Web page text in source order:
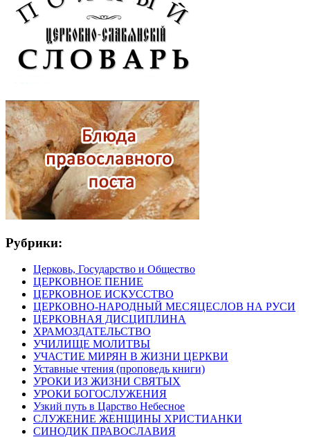
Рубрики:
Церковь, Государство и Общество
ЦЕРКОВНОЕ ПЕНИЕ
ЦЕРКОВНОЕ ИСКУССТВО
ЦЕРКОВНО-НАРОДНЫЙ МЕСЯЦЕСЛОВ НА РУСИ
ЦЕРКОВНАЯ ДИСЦИПЛИНА
ХРАМОЗДАТЕЛЬСТВО
УЧИЛИЩЕ МОЛИТВЫ
УЧАСТИЕ МИРЯН В ЖИЗНИ ЦЕРКВИ
Уставные чтения (проповедь книги)
УРОКИ ИЗ ЖИЗНИ СВЯТЫХ
УРОКИ БОГОСЛУЖЕНИЯ
Узкий путь в Царство Небесное
СЛУЖЕНИЕ ЖЕНЩИНЫ ХРИСТИАНКИ
СИНОДИК ПРАВОСЛАВИЯ